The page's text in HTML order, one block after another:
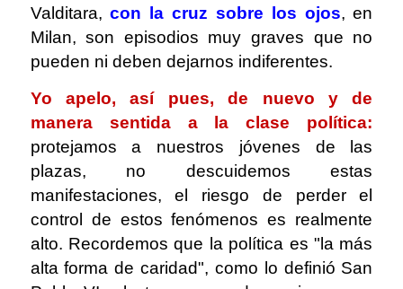
Valditara,con la cruz sobre los ojos, en
Milan, son episodios muy graves que no
pueden ni deben dejarnos indiferentes.
Yo apelo, así pues, de nuevo y de
manera sentida a la clase política:
protejamos a nuestros jóvenes de las
plazas, no descuidemos estas
manifestaciones, el riesgo de perder el
control de estos fenómenos es realmente
alto. Recordemos que la política es "la más
alta forma de caridad", como lo definió San